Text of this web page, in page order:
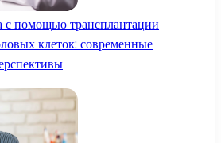
с помощью трансплантации
клеток: современные